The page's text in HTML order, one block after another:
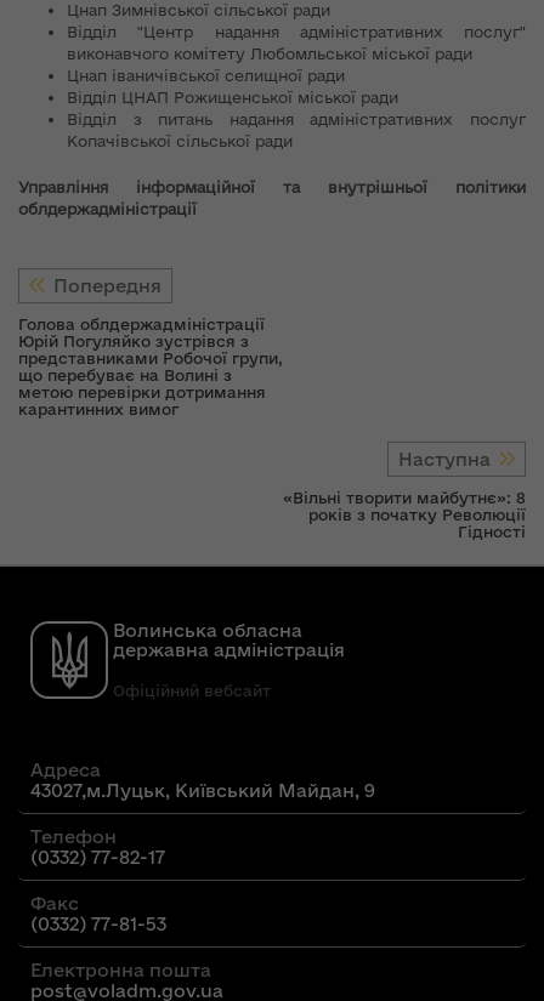
Цнап Зимнівської сільської ради
Відділ "Центр надання адміністративних послуг"
виконавчого комітету Любомльської міської ради
Цнап іваничівської селищної ради
Відділ ЦНАП Рожищенської міської ради
Відділ з питань надання адміністративних послуг
Копачівської сільської ради
Управління інформаційної та внутрішньої політики
облдержадміністрації
Попередня
Голова облдержадміністрації
Юрій Погуляйко зустрівся з
представниками Робочої групи,
що перебуває на Волині з
метою перевірки дотримання
карантинних вимог
Наступна
«Вільні творити майбутнє»: 8
років з початку Революції
Гідності
Волинська обласна
державна адміністрація
Офіційний вебсайт
Адреса
43027,м.Луцьк, Київський Майдан, 9
Телефон
(0332) 77-82-17
Факс
(0332) 77-81-53
Електронна пошта
post@voladm.gov.ua